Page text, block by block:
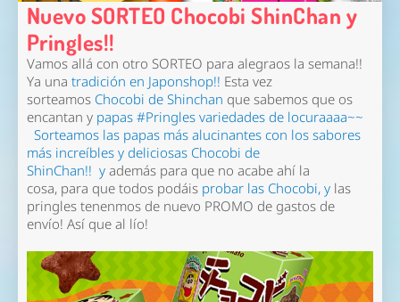
Nuevo SORTEO Chocobi ShinChan y
Pringles!!
Vamos allá con otro SORTEO para alegraos la semana!!
Ya una tradición en Japonshop!! Esta vez
sorteamos Chocobi de Shinchan que sabemos que os
encantan y papas #Pringles variedades de locuraaaa~~
Sorteamos las papas más alucinantes con los sabores
más increíbles y deliciosas Chocobi de
ShinChan!! yademás para que no acabe ahí la
cosa, para que todos podáis probar las Chocobi, ylas
pringles tenenmos de nuevo PROMO de gastos de
envío! Así que al lío!